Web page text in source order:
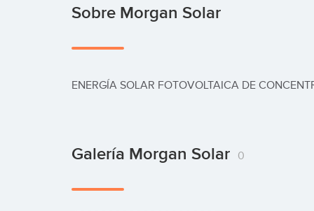
Sobre Morgan Solar
ENERGÍA SOLAR FOTOVOLTAICA DE
Galería Morgan Solar 0